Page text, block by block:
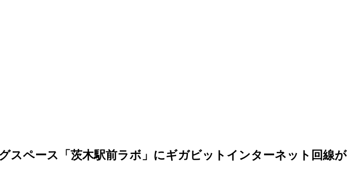
ペース「茨木駅前ラボ」にギガビットインターネット回線が